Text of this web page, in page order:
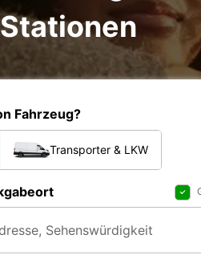
Fahrzeug?
Transporter & LKW